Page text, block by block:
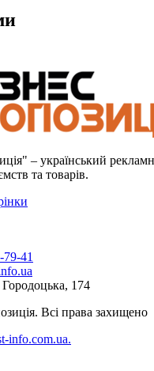
– український
та товарів.
41
174
Всі права захищено
info.com.ua.